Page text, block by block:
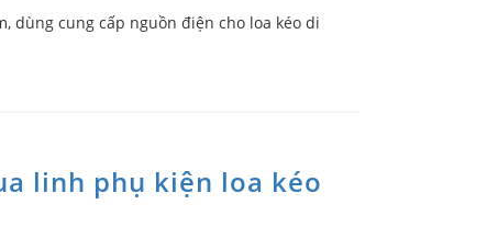
dùng cung cấp nguồn điện cho loa kéo di
linh phụ kiện loa kéo